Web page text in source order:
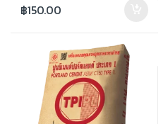
฿150.00